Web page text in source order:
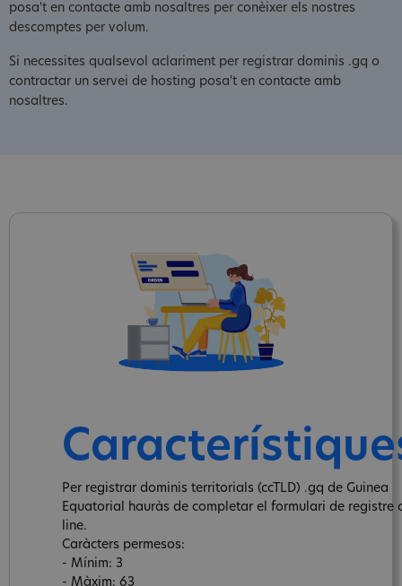
posa't en contacte amb nosaltres per conèixer els nostres
descomptes per volum.
Si necessites qualsevol aclariment per registrar dominis .gq o
contractar un servei de hosting posa't en contacte amb
nosaltres.
Per registrar dominis territorials (ccTLD) .gq de Guinea
Equatorial hauràs de completar el formulari de registre
line.
Caràcters permesos:
- Mínim: 3
- Màxim: 63